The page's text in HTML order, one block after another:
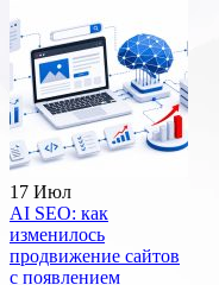
17 Июл
AI SEO: как
изменилось
продвижение сайтов
с появлением